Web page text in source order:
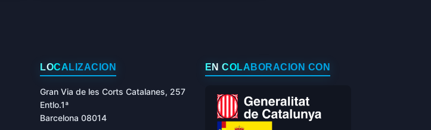
LOCALIZACIÓN
Gran Via de les Corts Catalanes, 257
Entlo.1ª
Barcelona 08014
EN COLABORACIÓN CON